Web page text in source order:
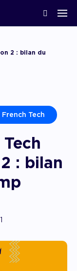
travail
appel à manifestation
2 : bilan du
French Tech
: bilan